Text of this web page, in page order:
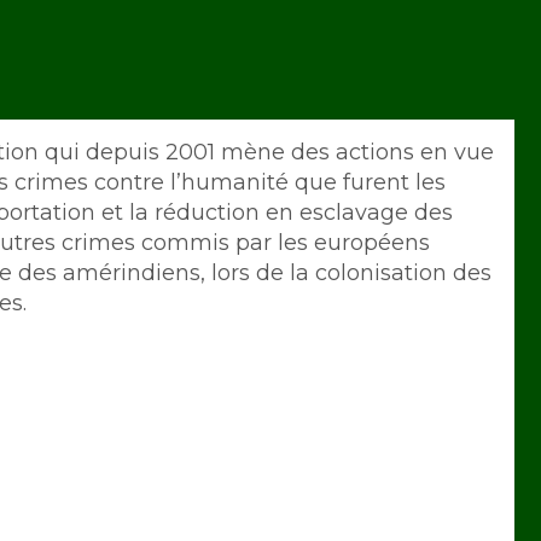
qui depuis 2001 mène des actions en vue
crimes contre l’humanité que furent les
et la réduction en esclavage des
crimes commis par les européens
des amérindiens, lors de la colonisation des